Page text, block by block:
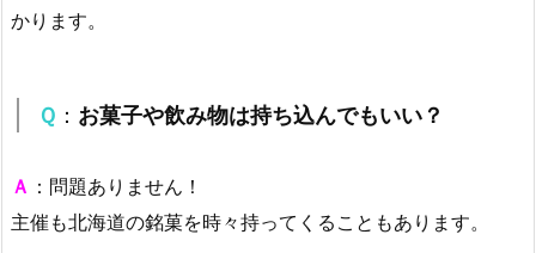
かります。
Ｑ ： お菓子や飲み物は持ち込んでもいい？
Ａ ：問題ありません！
主催も北海道の銘菓を時々持ってくることもあります。